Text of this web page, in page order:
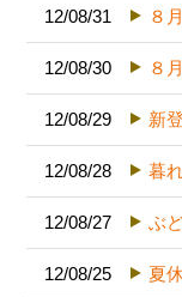
12/08/31 ８
12/08/30 ８
12/08/29 新
12/08/28 暮
12/08/27 ぶ
12/08/25 夏